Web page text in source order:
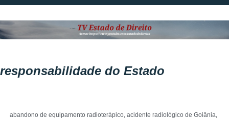
responsabilidade do Estado
abandono de equipamento radioterápico, acidente radiológico de Goiânia,